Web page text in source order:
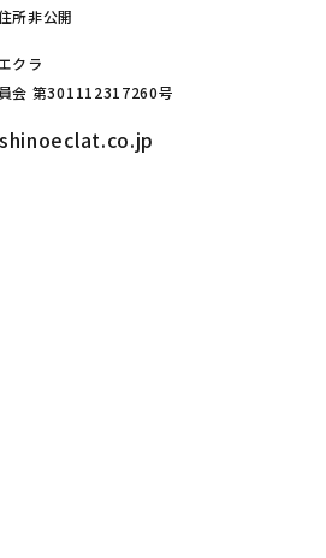
所非公開
クラ
会 第301112317260号